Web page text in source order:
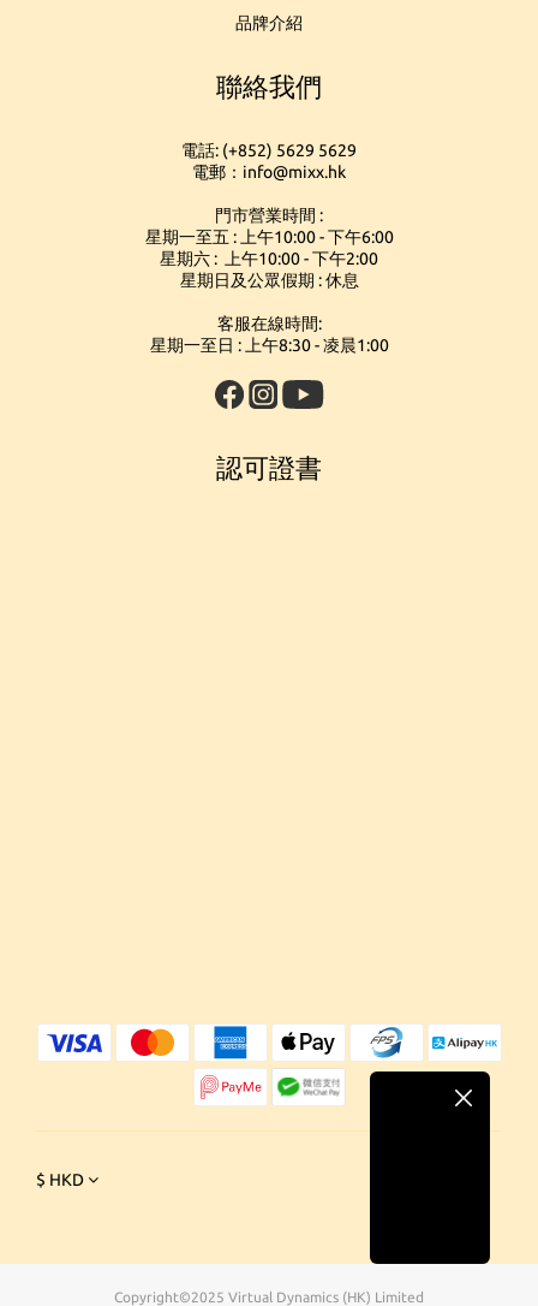
品牌介紹
聯絡我們
電話: (+852) 5629 5629
電郵：info@mixx.hk
門市營業時間 :
星期一至五 : 上午10:00 - 下午6:00
星期六 : 上午10:00 - 下午2:00
星期日及公眾假期 : 休息
客服在線時間:
星期一至日 : 上午8:30 - 凌晨1:00
認可證書
$ HKD
Copyright©2025 Virtual Dynamics (HK) Limited